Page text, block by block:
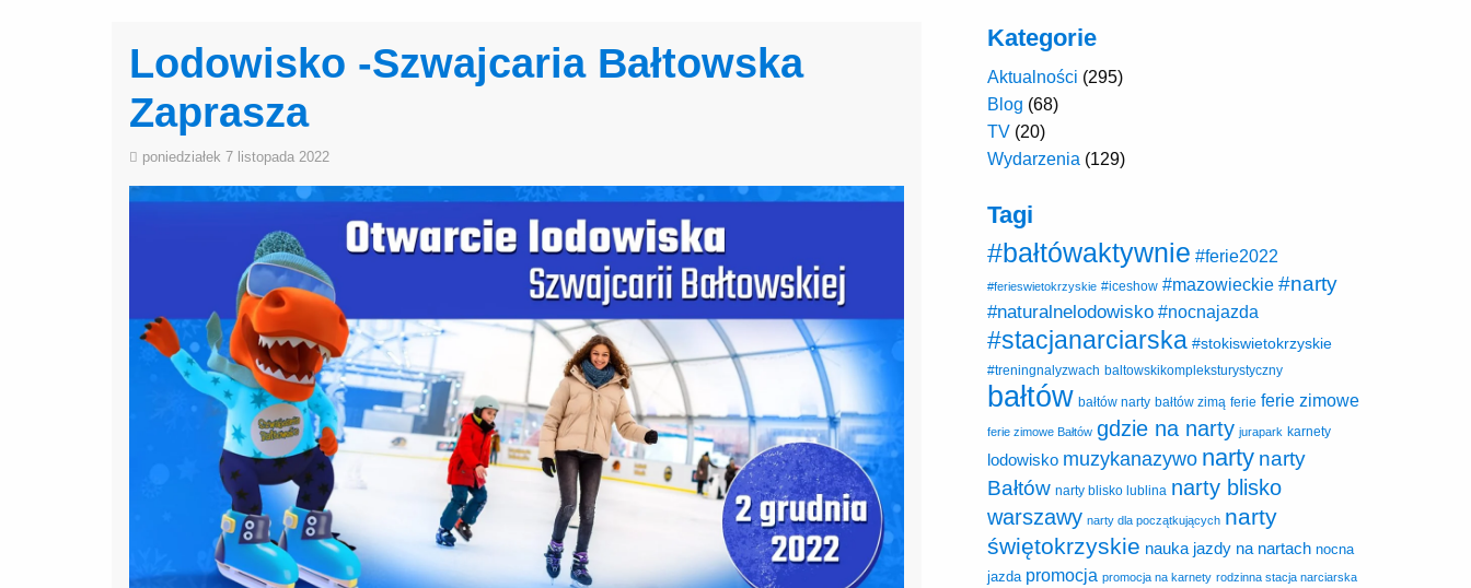
Lodowisko -Szwajcaria Bałtowska
Zaprasza
poniedziałek 7 listopada 2022
Kategorie
Aktualności (295)
Blog (68)
TV(20)
Wydarzenia (129)
Tagi
#bałtówaktywnie #ferie2022
#ferieswietokrzyskie #iceshow #mazowieckie #narty
#naturalnelodowisko #nocnajazda
#stacjanarciarska #stokiswietokrzyskie
#treningnalyzwach baltowskikompleksturystyczny
bałtów bałtów narty bałtów zimą ferie ferie zimowe
ferie zimowe Bałtów gdzie na narty jurapark karnety
lodowisko muzykanazywo narty narty
Bałtów narty blisko lublina narty blisko
warszawy narty dla początkujących narty
świętokrzyskie nauka jazdy na nartach nocna
jazda promocja promocja na karnety rodzinna stacja narciarska